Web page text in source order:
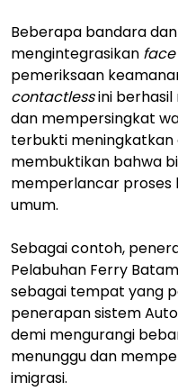
Beberapa bandara
mengintegrasikan
pemeriksaan
contactlessini berhasil
dan mempersingkat
terbukti meningkatkan
membuktikan bahwa
memperlancar
umum.
Sebagai contoh,
Pelabuhan Ferry
sebagai tempat yang
penerapan sistem
demi mengurangi
menunggu dan
imigrasi.